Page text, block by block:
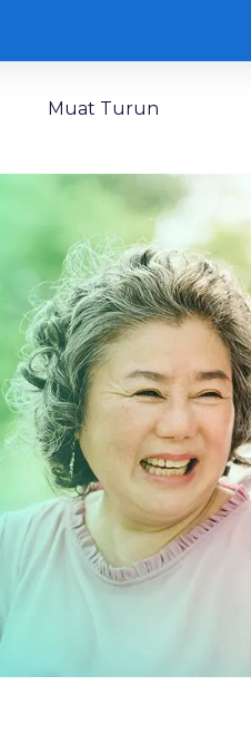
Muat Turun